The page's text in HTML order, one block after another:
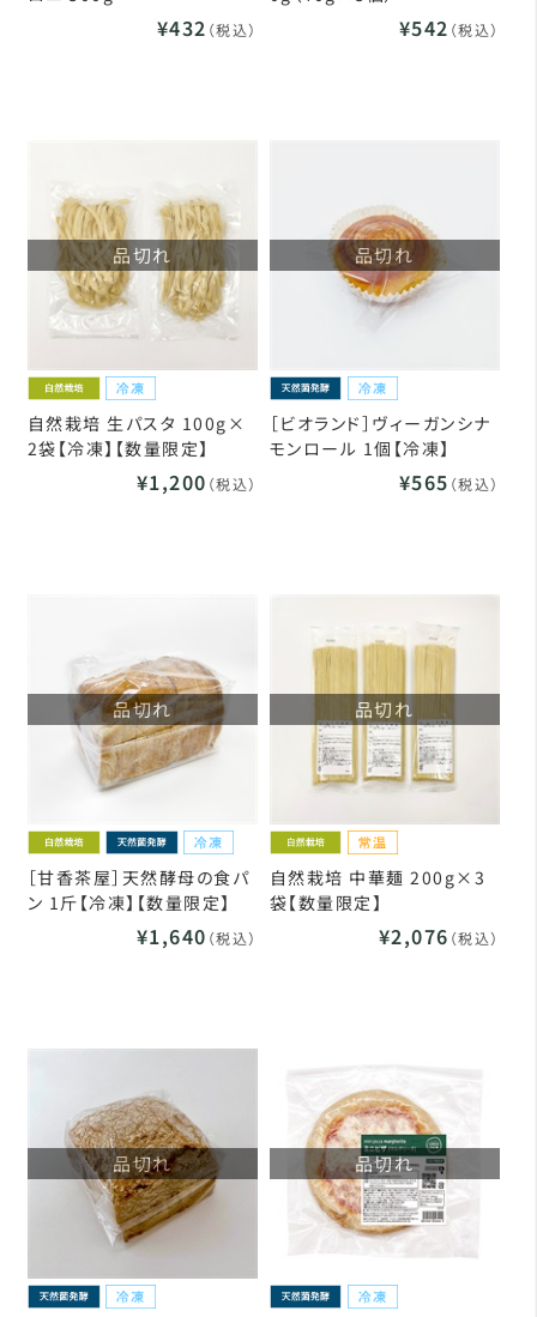
¥432 （税込） ¥542 （税込）
品切れ
自然栽培 生パスタ 100g×
2袋【冷凍】【数量限定】
¥1,200 （税込）
品切れ
［ビオランド］ヴィーガンシナ
モンロール 1個【冷凍】
¥565 （税込）
品切れ
［甘香茶屋］天然酵母の食パ
ン 1斤【冷凍】【数量限定】
¥1,640 （税込）
品切れ
自然栽培 中華麺 200g×3
袋【数量限定】
¥2,076 （税込）
品切れ 品切れ